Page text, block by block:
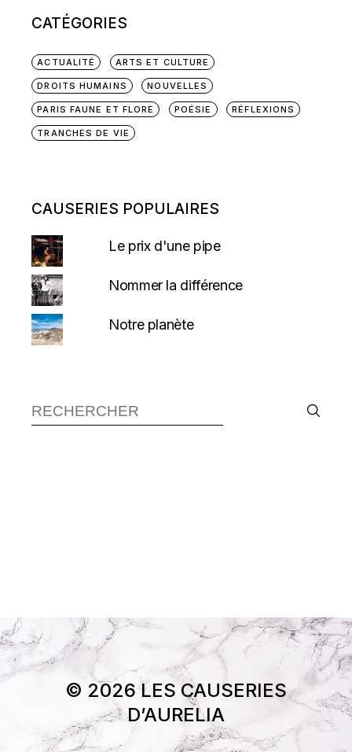
CATÉGORIES
ACTUALITÉ ARTS ET CULTURE
DROITS HUMAINS NOUVELLES
PARIS FAUNE ET FLORE POÉSIE RÉFLEXIONS
TRANCHES DE VIE
CAUSERIES POPULAIRES
Le prix d'une pipe
Nommer la différence
Notre planète
© 2026 LES CAUSERIES
D’AURELIA